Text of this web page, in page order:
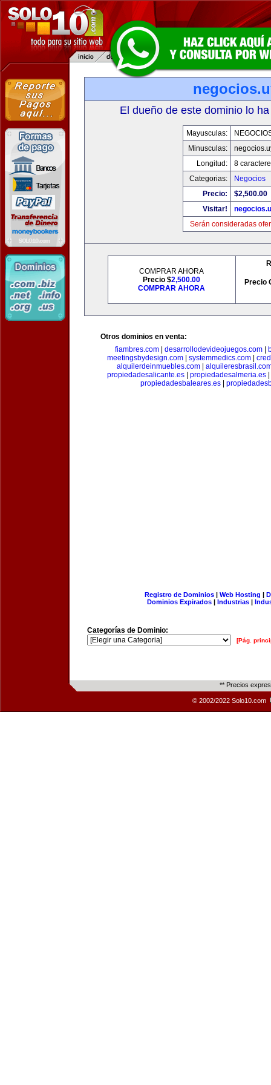
El dueño de este dominio lo
Mayusculas:
Minusculas:
Longitud:
8
Categorias:
Negocios
Precio:
$2,500.00
Visitar!
Serán consideradas
COMPRAR AHORA
Precio $2,500.00
COMPRAR AHORA
Precio
Otros dominios en venta:
fiambres.com| desarrollodevideojuegos.com|
meetingsbydesign.com| systemmedics.com|
alquilerdeinmuebles.com|
propiedadesalicante.es| propiedadesalmeria.es|
propiedadesbaleares.es
Registro de Dominios| Web Hosting |
Dominios Expirados | Industrias |
Categorías de Dominio:
[Pág.
** Precios
© 2002/2022 Solo10.com